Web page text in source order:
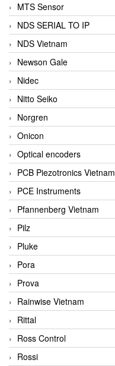
MTS Sensor
NDS SERIAL TO IP
NDS Vietnam
Newson Gale
Nidec
Nitto Seiko
Norgren
Onicon
Optical encoders
PCB Piezotronics Vietnam
PCE Instruments
Pfannenberg Vietnam
Pilz
Pluke
Pora
Prova
Rainwise Vietnam
Rittal
Ross Control
Rossi